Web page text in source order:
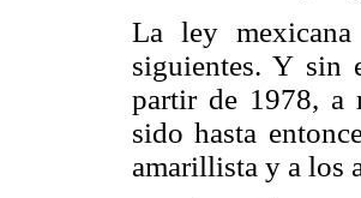
La ley
siguientes. Y sin
partir de 1978, a
sido hasta
amarillista y a los